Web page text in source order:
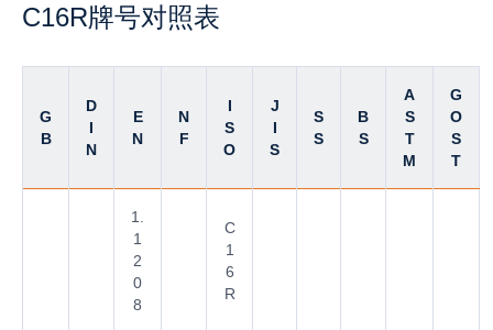
C16R牌号对照表
G
B
D
I
N
E
N
N
F
I
S
O
J
I
S
S
S
B
S
A
S
T
M
G
O
S
T
1.
1
2
0
8
C
1
6
R